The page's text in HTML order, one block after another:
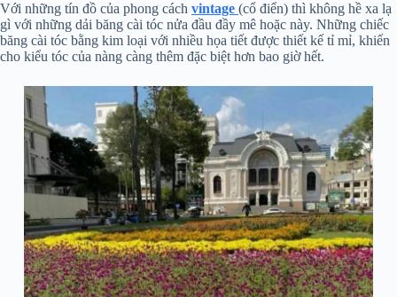
Với những tín đồ của phong cách vintage (cổ điển) thì không hề xa lạ
gì với những dải băng cài tóc nửa đầu đầy mê hoặc này. Những chiếc
băng cài tóc bằng kim loại với nhiều họa tiết được thiết kế tỉ mỉ, khiến
cho kiểu tóc của nàng càng thêm đặc biệt hơn bao giờ hết.